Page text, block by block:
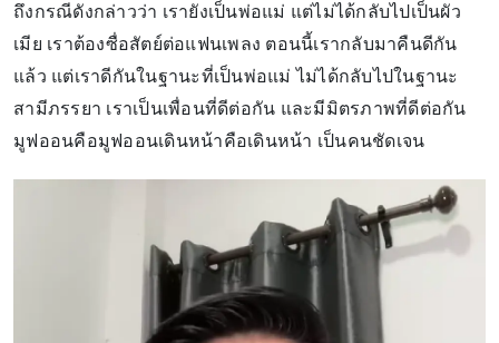
ถึงกรณีดังกล่าวว่า เรายังเป็นพ่อแม่ แต่ไม่ได้กลับไปเป็นผัว
เมีย เราต้องซื่อสัตย์ต่อแฟนเพลง ตอนนี้เรากลับมาคืนดีกัน
แล้ว แต่เราดีกันในฐานะที่เป็นพ่อแม่ ไม่ได้กลับไปในฐานะ
สามีภรรยา เราเป็นเพื่อนที่ดีต่อกัน และมีมิตรภาพที่ดีต่อกัน
มูฟออนคือมูฟออนเดินหน้าคือเดินหน้า เป็นคนชัดเจน